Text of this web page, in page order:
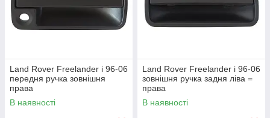
Land Rover Freelander і 96-06
передня ручка зовнішня
права
В наявності
Land Rover Freelander і 96-06
зовнішня ручка задня ліва =
права
В наявності